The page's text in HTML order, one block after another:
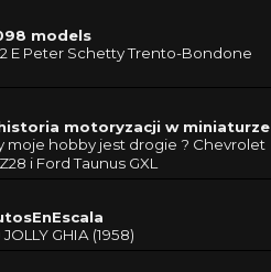
models
E Peter Schetty Trento-Bondone
motoryzacji w miniaturze
moje hobby jest drogie ? Chevrolet
i Ford Taunus GXL
GHIA (1958)